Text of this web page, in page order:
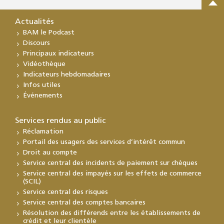
Actualités
BAM le Podcast
Discours
Principaux indicateurs
Vidéothèque
Indicateurs hebdomadaires
Infos utiles
Événements
Services rendus au public
Réclamation
Portail des usagers des services d’intérêt commun
Droit au compte
Service central des incidents de paiement sur chèques
Service central des impayés sur les effets de commerce
(SCIL)
Service central des risques
Service central des comptes bancaires
Résolution des différends entre les établissements de
crédit et leur clientèle